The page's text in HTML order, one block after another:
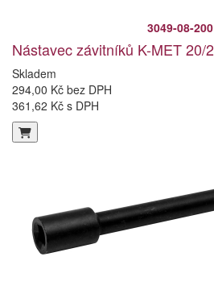
3049-08-200
Nástavec závitníků K-MET 20/
Skladem
294,00 Kč bez DPH
361,62 Kč s DPH